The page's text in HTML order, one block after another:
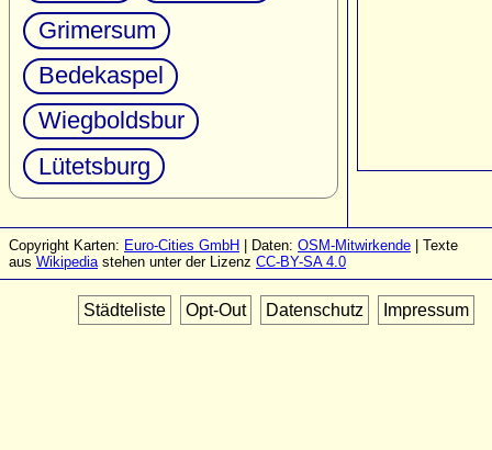
Grimersum
Bedekaspel
Wiegboldsbur
Lütetsburg
Copyright Karten: Euro-Cities GmbH | Daten: OSM-Mitwirkende | Texte
aus Wikipediastehen unter der Lizenz CC-BY-SA 4.0
Städteliste Opt-Out Datenschutz Impressum